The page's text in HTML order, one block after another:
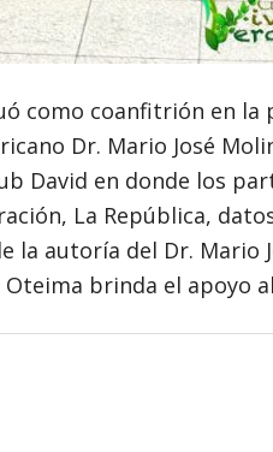
como coanfitrión en
Dr. Mario José
David en donde los
La República,
autoría del Dr. Mario
brinda el apoyo